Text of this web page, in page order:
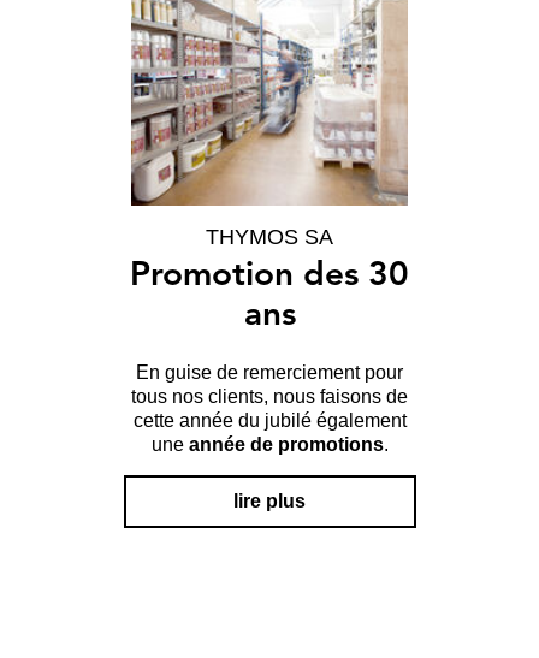
THYMOS SA
Promotion des 30
ans
En guise de remerciement pour
tous nos clients, nous faisons de
cette année du jubilé également
une année de promotions.
lire plus